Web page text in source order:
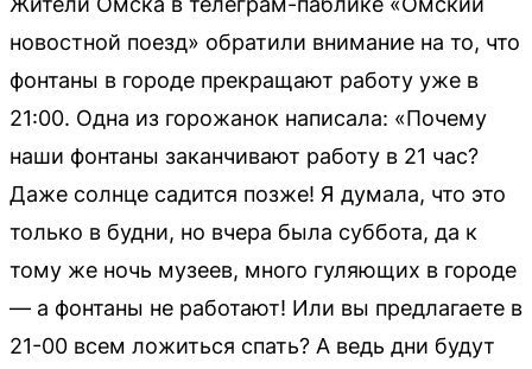
новостной поезд» обратили внимание на то, что
фонтаны в городе прекращают работу уже в
21:00. Одна из горожанок написала: «Почему
наши фонтаны заканчивают работу в 21 час?
Даже солнце садится позже! Я думала, что это
только в будни, но вчера была суббота, да к
тому же ночь музеев, много гуляющих в городе
— а фонтаны не работают! Или вы предлагаете в
21-00 всем ложиться спать? А ведь дни будут